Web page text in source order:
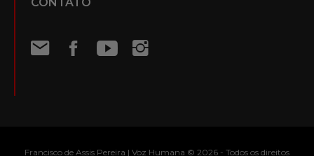
Francisco de Assis Pereira | Voz Humana © 2026 - Todos os direitos